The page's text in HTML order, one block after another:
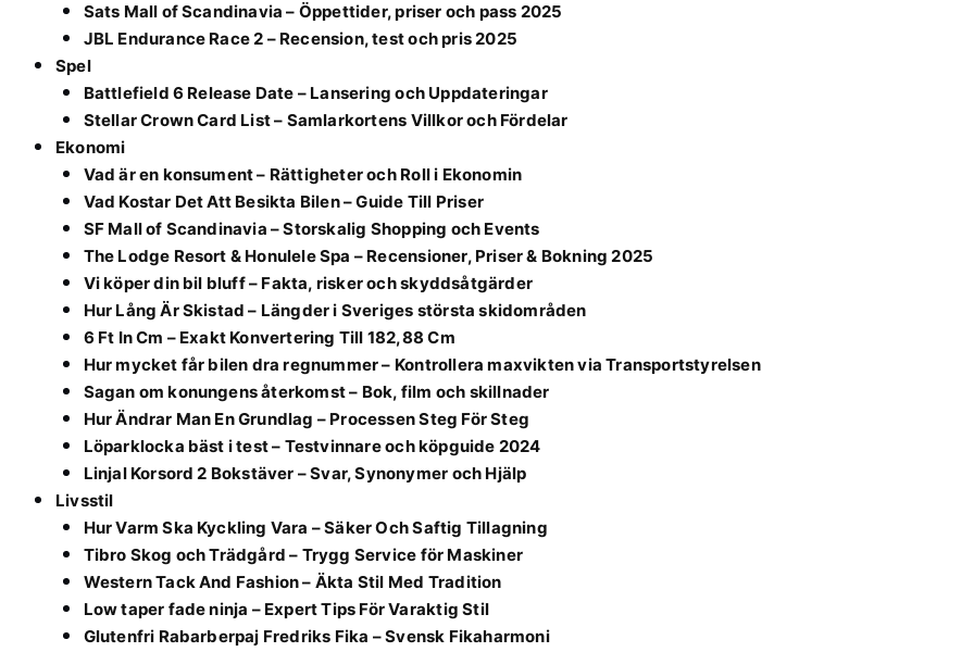
Sats Mall of Scandinavia – Öppettider, priser och pass 2025
JBL Endurance Race 2 – Recension, test och pris 2025
Spel
Battlefield 6 Release Date – Lansering och Uppdateringar
Stellar Crown Card List – Samlarkortens Villkor och Fördelar
Ekonomi
Vad är en konsument – Rättigheter och Roll i Ekonomin
Vad Kostar Det Att Besikta Bilen – Guide Till Priser
SF Mall of Scandinavia – Storskalig Shopping och Events
The Lodge Resort & Honulele Spa – Recensioner, Priser & Bokning 2025
Vi köper din bil bluff – Fakta, risker och skyddsåtgärder
Hur Lång Är Skistad – Längder i Sveriges största skidområden
6 Ft In Cm – Exakt Konvertering Till 182,88 Cm
Hur mycket får bilen dra regnummer – Kontrollera maxvikten via Transportstyrelsen
Sagan om konungens återkomst – Bok, film och skillnader
Hur Ändrar Man En Grundlag – Processen Steg För Steg
Löparklocka bäst i test – Testvinnare och köpguide 2024
Linjal Korsord 2 Bokstäver – Svar, Synonymer och Hjälp
Livsstil
Hur Varm Ska Kyckling Vara – Säker Och Saftig Tillagning
Tibro Skog och Trädgård – Trygg Service för Maskiner
Western Tack And Fashion – Äkta Stil Med Tradition
Low taper fade ninja – Expert Tips För Varaktig Stil
Glutenfri Rabarberpaj Fredriks Fika – Svensk Fikaharmoni